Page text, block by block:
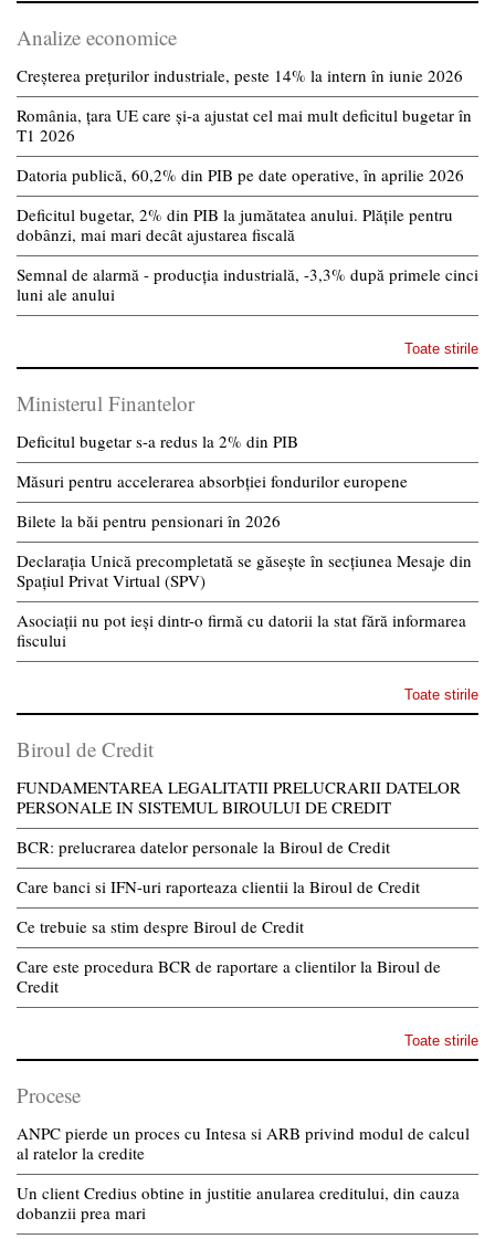
Analize economice
Creșterea prețurilor industriale, peste 14% la intern în iunie 2026
România, țara UE care și-a ajustat cel mai mult deficitul bugetar în
T1 2026
Datoria publică, 60,2% din PIB pe date operative, în aprilie 2026
Deficitul bugetar, 2% din PIB la jumătatea anului. Plățile pentru
dobânzi, mai mari decât ajustarea fiscală
Semnal de alarmă - producția industrială, -3,3% după primele cinci
luni ale anului
Toate stirile
Ministerul Finantelor
Deficitul bugetar s-a redus la 2% din PIB
Măsuri pentru accelerarea absorbției fondurilor europene
Bilete la băi pentru pensionari în 2026
Declarația Unică precompletată se găsește în secțiunea Mesaje din
Spațiul Privat Virtual (SPV)
Asociații nu pot ieși dintr-o firmă cu datorii la stat fără informarea
fiscului
Toate stirile
Biroul de Credit
FUNDAMENTAREA LEGALITATII PRELUCRARII DATELOR
PERSONALE IN SISTEMUL BIROULUI DE CREDIT
BCR: prelucrarea datelor personale la Biroul de Credit
Care banci si IFN-uri raporteaza clientii la Biroul de Credit
Ce trebuie sa stim despre Biroul de Credit
Care este procedura BCR de raportare a clientilor la Biroul de
Credit
Toate stirile
Procese
ANPC pierde un proces cu Intesa si ARB privind modul de calcul
al ratelor la credite
Un client Credius obtine in justitie anularea creditului, din cauza
dobanzii prea mari